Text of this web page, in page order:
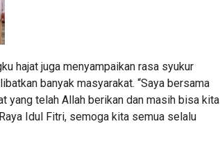
hajat juga menyampaikan rasa syukur
banyak masyarakat. “Saya bersama
yang telah Allah berikan dan masih bisa kita
Idul Fitri, semoga kita semua selalu